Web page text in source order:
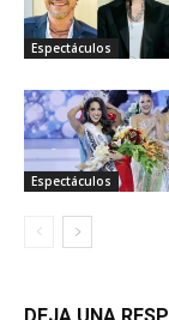
Espectáculos
Espectáculos